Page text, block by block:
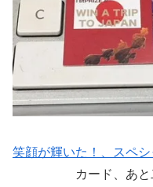
笑顔が輝いた！、スペ
カード、あと